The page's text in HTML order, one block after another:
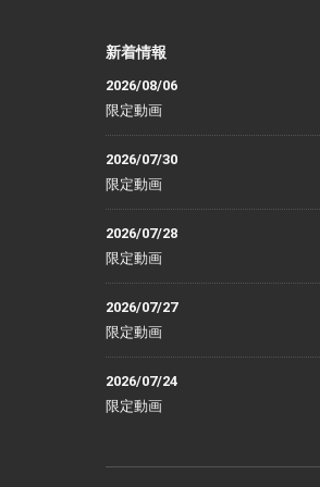
新着情報
2026/08/06
限定動画
2026/07/30
限定動画
2026/07/28
限定動画
2026/07/27
限定動画
2026/07/24
限定動画